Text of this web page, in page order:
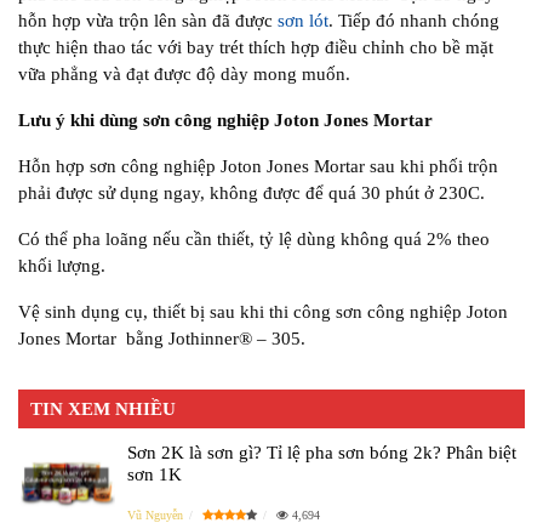
hỗn hợp vừa trộn lên sàn đã được sơn lót. Tiếp đó nhanh chóng
thực hiện thao tác với bay trét thích hợp điều chỉnh cho bề mặt
vữa phẳng và đạt được độ dày mong muốn.
Lưu ý khi dùng sơn công nghiệp Joton Jones Mortar
Hỗn hợp sơn công nghiệp Joton Jones Mortar sau khi phối trộn
phải được sử dụng ngay, không được để quá 30 phút ở 230C.
Có thể pha loãng nếu cần thiết, tỷ lệ dùng không quá 2% theo
khối lượng.
Vệ sinh dụng cụ, thiết bị sau khi thi công sơn công nghiệp Joton
Jones Mortar bằng Jothinner® – 305.
TIN XEM NHIỀU
Sơn 2K là sơn gì? Tỉ lệ pha sơn bóng 2k? Phân biệt
sơn 1K
Vũ Nguyễn 4,694